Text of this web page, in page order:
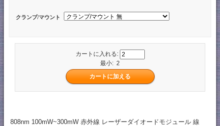
クランプ/マウント
カートに入れる:
最小: 2
808nm 100mW~300mW 赤外線 レーザーダイオードモジュール 線